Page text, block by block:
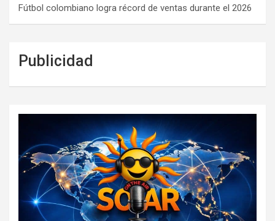
Fútbol colombiano logra récord de ventas durante el 2026
Publicidad